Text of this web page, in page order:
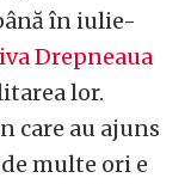
în iulie-
Drepneaua
lor.
care au ajuns
de multe ori e